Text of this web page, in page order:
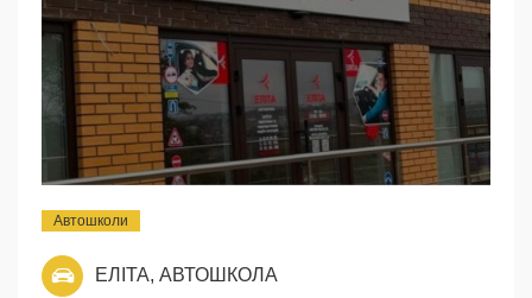
Автошколи
ЕЛІТА, АВТОШКОЛА